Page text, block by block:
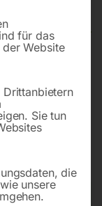
die eine
für das
Website
Sie tun
die
unsere